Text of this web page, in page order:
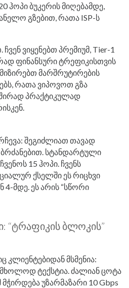
ჰოპი ბუკერის მიღებამდე,
გზებით, რათა ISP-ს
ვიყენებთ პრემიუმ, Tier-1
ფინანსური ტრეფიკისთვის
მარშრუტირების
რათა ვიპოვოთ გზა
პრაქტიკულად
შეგიძლიათ თავად
სტანდარტული
15 ჰოპი. ჩვენს
ქსელში ეს რიცხვი
4-მდე. ეს არის “სწორი
“ტრაფიკის ბლოკის”
კლიენტებიდან მსმენია:
მხოლოდ ტექსტია. ძალიან ცოტა
უზარმაზარი 10 Gbps